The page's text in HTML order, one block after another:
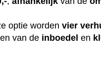
optie wordenvier
van de inboedel en